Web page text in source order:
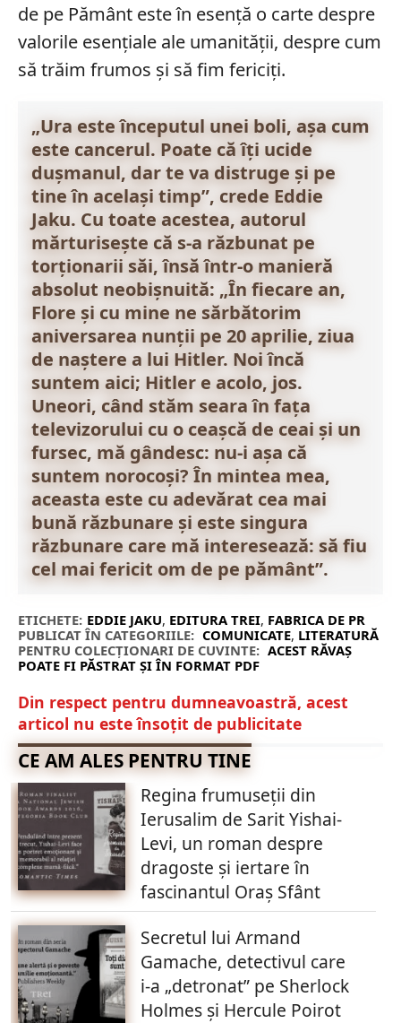
de pe Pământ este în esență o carte despre
valorile esențiale ale umanității, despre cum
să trăim frumos și să fim fericiți.
„Ura este începutul unei boli, așa cum
este cancerul. Poate că îți ucide
dușmanul, dar te va distruge și pe
tine în același timp”, crede Eddie
Jaku. Cu toate acestea, autorul
mărturisește că s-a răzbunat pe
torționarii săi, însă într-o manieră
absolut neobișnuită: „În fiecare an,
Flore și cu mine ne sărbătorim
aniversarea nunții pe 20 aprilie, ziua
de naștere a lui Hitler. Noi încă
suntem aici; Hitler e acolo, jos.
Uneori, când stăm seara în fața
televizorului cu o ceașcă de ceai și un
fursec, mă gândesc: nu-i așa că
suntem norocoși? În mintea mea,
aceasta este cu adevărat cea mai
bună răzbunare și este singura
răzbunare care mă interesează: să fiu
cel mai fericit om de pe pământ”.
ETICHETE: EDDIE JAKU, EDITURA TREI, FABRICA DE PR
PUBLICAT ÎN CATEGORIILE: COMUNICATE, LITERATURĂ
PENTRU COLECȚIONARI DE CUVINTE: ACEST RĂVAȘ
POATE FI PĂSTRAT ȘI ÎN FORMAT PDF
Din respect pentru dumneavoastră, acest
articol nu este însoțit de publicitate
CE AM ALES PENTRU TINE
Regina frumuseții din
Ierusalim de Sarit Yishai-
Levi, un roman despre
dragoste și iertare în
fascinantul Oraș Sfânt
Secretul lui Armand
Gamache, detectivul care
i-a „detronat” pe Sherlock
Holmes și Hercule Poirot